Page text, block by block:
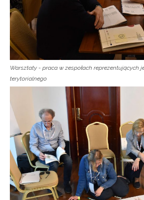
Warsztaty - praca w zespołach reprezentujących
terytorialnego
Newsletter ORE
Zapisz się i bądź na bieżąco z
informacjami
o szkoleniach i programach.
Adres e-mail:
Wyrażam zgodę na przetwarzanie
osobowych przez ORE w celach
Zapisuję się